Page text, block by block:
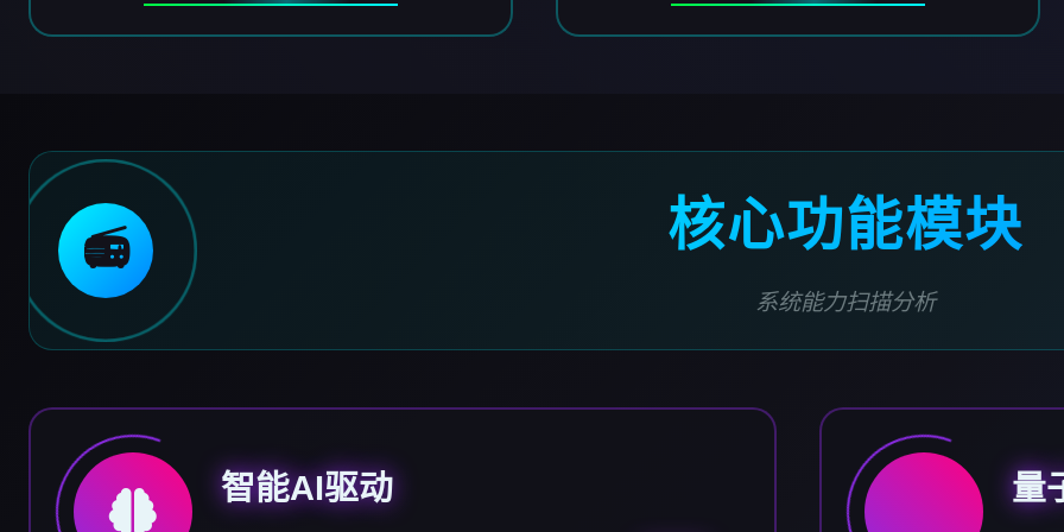
📻 核心功能模块
系统能力扫描分析
智能AI驱动 量